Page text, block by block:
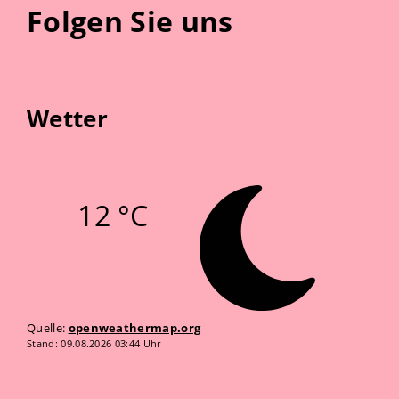
Folgen Sie uns
Wetter
12 °C
Quelle: openweathermap.org
Stand: 09.08.2026 03:44 Uhr